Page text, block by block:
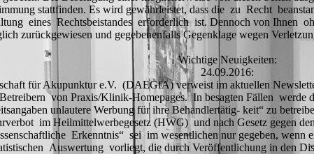
stattfinden. Es wird gewährleistet, dass die zu Recht
eines Rechtsbeistandes erforderlich ist. Dennoch von Ihnen
zurückgewiesen und gegebenenfalls Gegenklage wegen
Wichtige Neuigkeiten:
24.09.2016:
für Akupunktur e.V. (DAEGfA) verweist im aktuellen
von Praxis/Klinik-Homepages. In besagten Fällen werde
unlautere Werbung für ihre Behandlertätig- keit“ zu
im Heilmittelwerbegesetz (HWG) und nach Gesetz gegen
Erkenntnis“ sei im wesentlichen nur gegeben, wenn
Auswertung vorliegt, die durch Veröffentlichung in den